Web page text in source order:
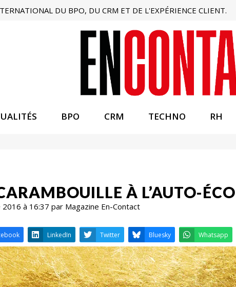
DU BPO, DU CRM ET DE L'EXPÉRIENCE CLIENT.
BPO CRM TECHNO RH
À L’AUTO-
à 16:37 par Magazine En-Contact